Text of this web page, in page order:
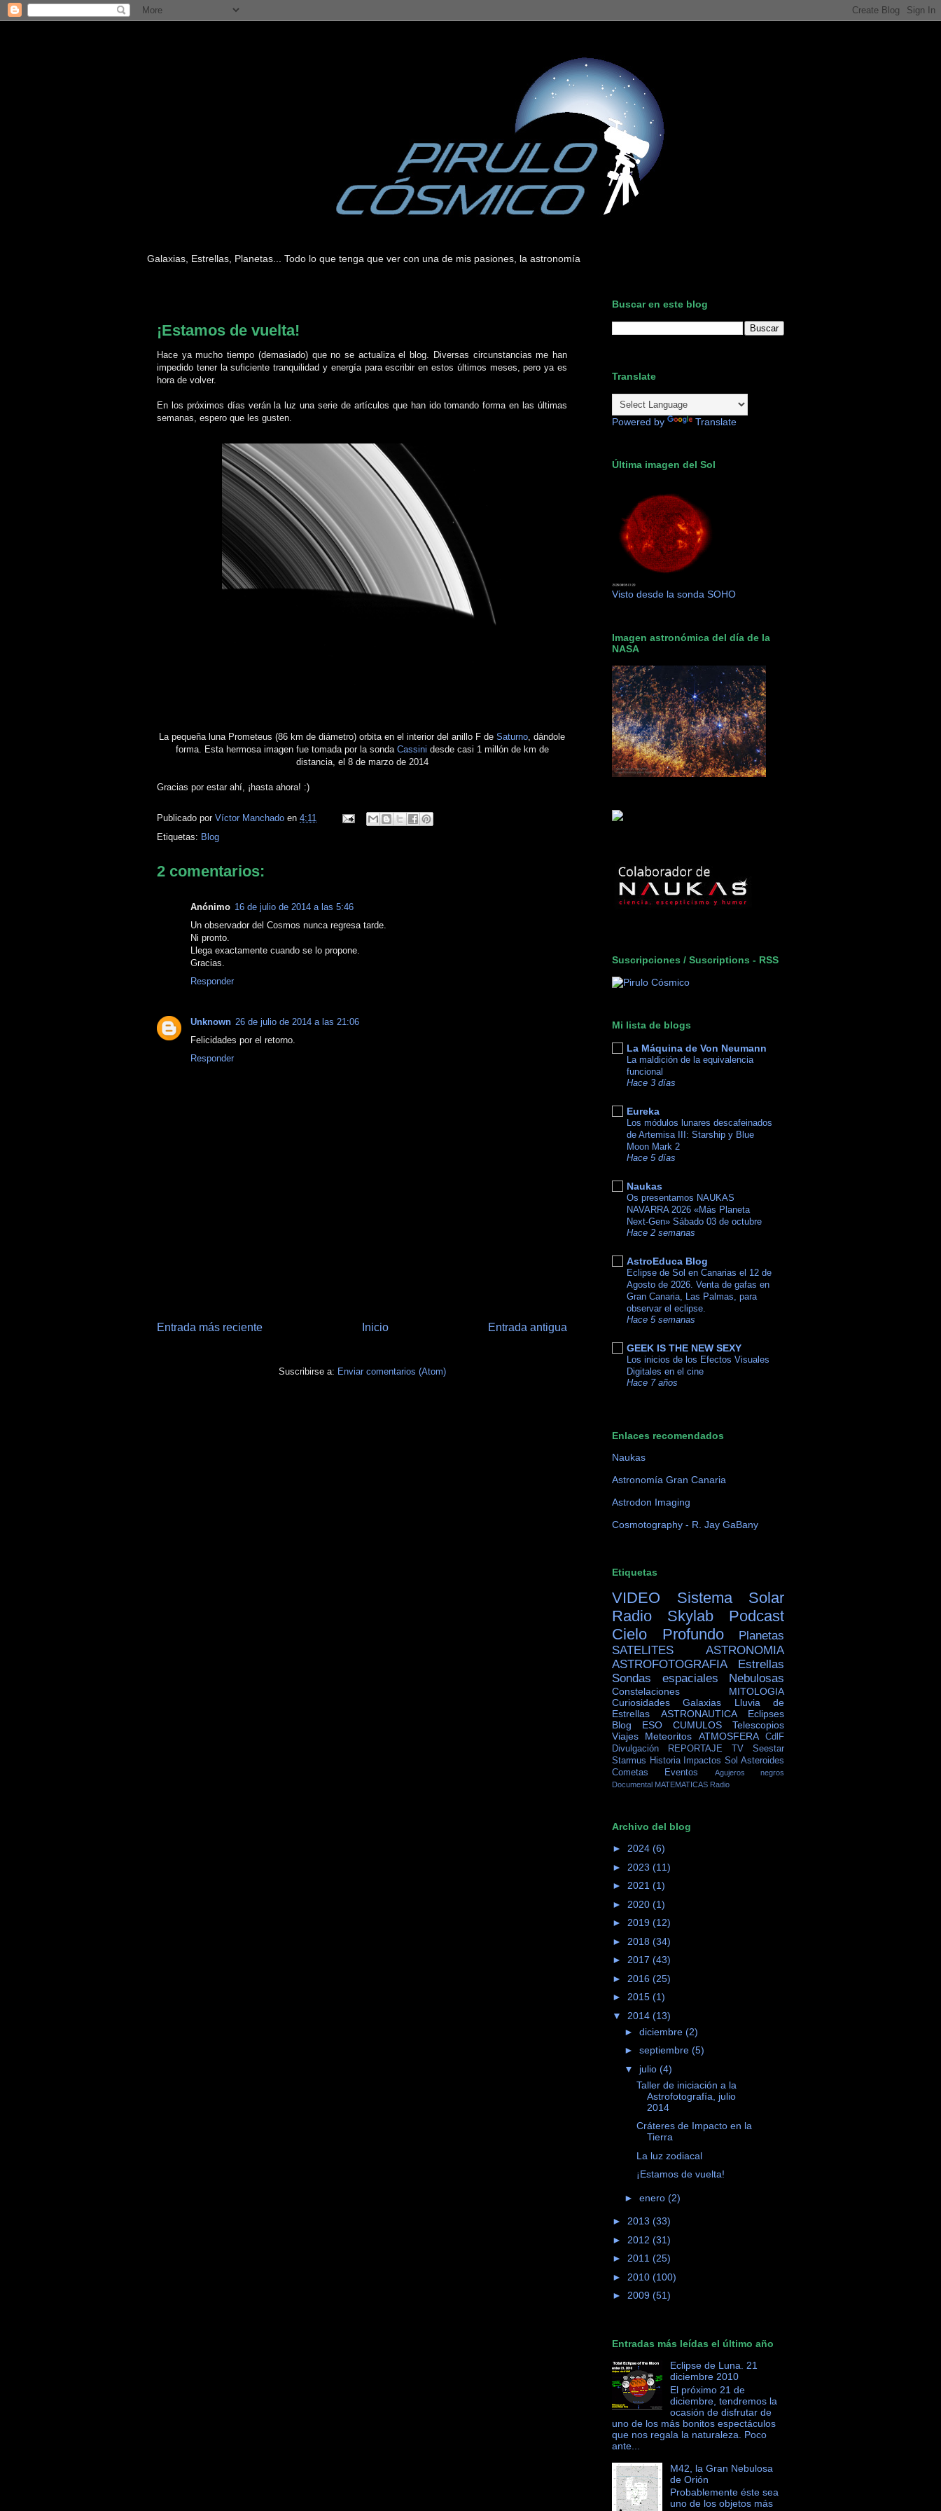
Galaxias, Estrellas, Planetas... Todo lo que tenga que ver con una de mis pasiones, la astronomía
¡Estamos de vuelta!
Hace ya mucho tiempo (demasiado) que no se actualiza el blog. Diversas circunstancias me han
impedido tener la suficiente tranquilidad y energía para escribir en estos últimos meses, pero ya es
hora de volver.
En los próximos días verán la luz una serie de artículos que han ido tomando forma en las últimas
semanas, espero que les gusten.
La pequeña luna Prometeus (86 km de diámetro) orbita en el interior del anillo F de Saturno, dándole
forma. Esta hermosa imagen fue tomada por la sonda Cassini desde casi 1 millón de km de
distancia, el 8 de marzo de 2014
Gracias por estar ahí, ¡hasta ahora! :)
Publicado por Víctor Manchado en 4:11
Etiquetas: Blog
2 comentarios:
Anónimo 16 de julio de 2014 a las 5:46
Un observador del Cosmos nunca regresa tarde.
Ni pronto.
Llega exactamente cuando se lo propone.
Gracias.
Responder
Unknown 26 de julio de 2014 a las 21:06
Felicidades por el retorno.
Responder
Entrada más reciente Entrada antigua
Inicio
Suscribirse a: Enviar comentarios (Atom)
Buscar en este blog
Translate
Powered by Translate
Última imagen del Sol
Visto desde la sonda SOHO
Imagen astronómica del día de la
NASA
Suscripciones / Suscriptions - RSS
Mi lista de blogs
La Máquina de Von Neumann
La maldición de la equivalencia
funcional
Hace 3 días
Eureka
Los módulos lunares descafeinados
de Artemisa III: Starship y Blue
Moon Mark 2
Hace 5 días
Naukas
Os presentamos NAUKAS
NAVARRA 2026 «Más Planeta
Next-Gen» Sábado 03 de octubre
Hace 2 semanas
AstroEduca Blog
Eclipse de Sol en Canarias el 12 de
Agosto de 2026. Venta de gafas en
Gran Canaria, Las Palmas, para
observar el eclipse.
Hace 5 semanas
GEEK IS THE NEW SEXY
Los inicios de los Efectos Visuales
Digitales en el cine
Hace 7 años
Enlaces recomendados
Naukas
Astronomía Gran Canaria
Astrodon Imaging
Cosmotography - R. Jay GaBany
Etiquetas
VIDEO
Sistema Solar
Radio Skylab
Podcast
Cielo Profundo
Planetas
SATELITES
ASTRONOMIA
ASTROFOTOGRAFIA
Estrellas
Sondas espaciales
Nebulosas
Constelaciones
MITOLOGIA
Curiosidades
Galaxias
Lluvia de
Estrellas
ASTRONAUTICA
Eclipses
Blog
ESO CUMULOS
Telescopios
Viajes
Meteoritos ATMOSFERA
CdlF
Divulgación
REPORTAJE TV
Seestar
Starmus Historia Impactos Sol Asteroides
Cometas
Eventos
Agujeros negros
Documental MATEMATICAS Radio
Archivo del blog
► 2024 (6)
► 2023 (11)
► 2021 (1)
► 2020 (1)
► 2019 (12)
► 2018 (34)
► 2017 (43)
► 2016 (25)
► 2015 (1)
▼ 2014 (13)
► diciembre (2)
► septiembre (5)
▼ julio (4)
Taller de iniciación a la
Astrofotografía, julio
2014
Cráteres de Impacto en la
Tierra
La luz zodiacal
¡Estamos de vuelta!
► enero (2)
► 2013 (33)
► 2012 (31)
► 2011 (25)
► 2010 (100)
► 2009 (51)
Entradas más leídas el último año
Eclipse de Luna. 21
diciembre 2010
El próximo 21 de
diciembre, tendremos la
ocasión de disfrutar de
uno de los más bonitos espectáculos
que nos regala la naturaleza. Poco
ante...
M42, la Gran Nebulosa
de Orión
Probablemente éste sea
uno de los objetos más